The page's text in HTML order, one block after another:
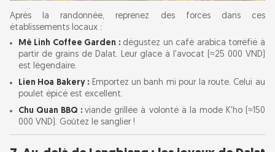
Après la randonnée, reprenez des forces dans ces
établissements locaux :
Mê Linh Coffee Garden :dégustez un café arabica torréfié à
partir de grains de Dalat. Leur glace à l'avocat (≈25 000 VND)
est légendaire.
Lien Hoa Bakery : Emportez un banh mi pour la route. Celui au
poulet épicé est excellent.
Chu Quan BBQ :viande grillée à volonté à la mode K'ho (≈150
000 VND). Goûtez le sanglier !